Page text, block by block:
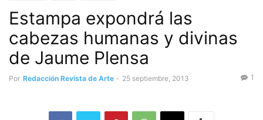
Estampa expondrá las
cabezas humanas y divinas
de Jaume Plensa
Por Redacción Revista de Arte - 25 septiembre, 2013 1